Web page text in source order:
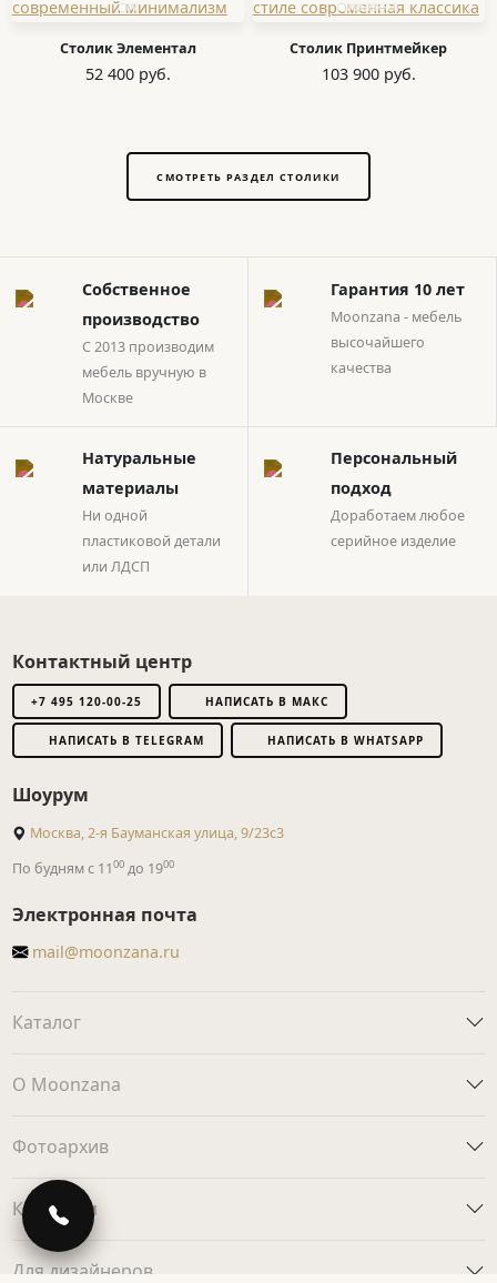
Столик Элементал
52 400 руб.
Столик Принтмейкер
103 900 руб.
СМОТРЕТЬ РАЗДЕЛ СТОЛИКИ
Собственное
производство
С 2013 производим
мебель вручную в
Москве
Гарантия 10 лет
Moonzana - мебель
высочайшего
качества
Натуральные
материалы
Ни одной
пластиковой детали
или ЛДСП
Персональный
подход
Доработаем любое
серийное изделие
Контактный центр
+7 495 120-00-25 НАПИСАТЬ В МАКС
НАПИСАТЬ В TELEGRAM НАПИСАТЬ В WHATSAPP
Шоурум
Москва, 2-я Бауманская улица, 9/23с3
По будням с 1100до 1900
Электронная почта
mail@moonzana.ru
Каталог
О Moonzana
Фотоархив
Клиентам
Для дизайнеров